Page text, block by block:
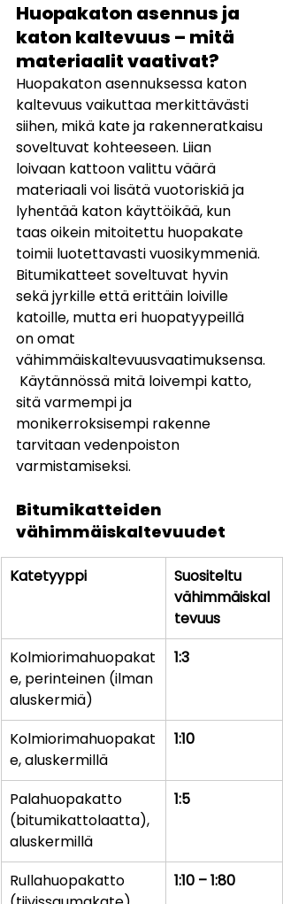
Huopakaton asennus ja
katon kaltevuus – mitä
materiaalit vaativat?
Huopakaton asennuksessa katon
kaltevuus vaikuttaa merkittävästi
siihen, mikä kate ja rakenneratkaisu
soveltuvat kohteeseen. Liian
loivaan kattoon valittu väärä
materiaali voi lisätä vuotoriskiä ja
lyhentää katon käyttöikää, kun
taas oikein mitoitettu huopakate
toimii luotettavasti vuosikymmeniä.
Bitumikatteet soveltuvat hyvin
sekä jyrkille että erittäin loiville
katoille, mutta eri huopatyypeillä
on omat
vähimmäiskaltevuusvaatimuksensa.
Käytännössä mitä loivempi katto,
sitä varmempi ja
monikerroksisempi rakenne
tarvitaan vedenpoiston
varmistamiseksi.
Bitumikatteiden
vähimmäiskaltevuudet
Katetyyppi
Suositeltu
vähimmäiskal
tevuus
Kolmiorimahuopakat
e, perinteinen (ilman
aluskermiä)
1:3
Kolmiorimahuopakat
e, aluskermillä
1:10
Palahuopakatto
(bitumikattolaatta),
aluskermillä
1:5
Rullahuopakatto
1:10 – 1:80